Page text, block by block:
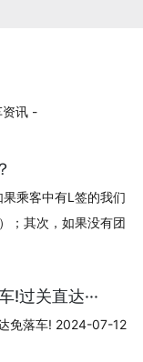
资讯 -
乘客中有L签的我们
；其次，如果没有团
过关直达···
免落车! 2024-07-12